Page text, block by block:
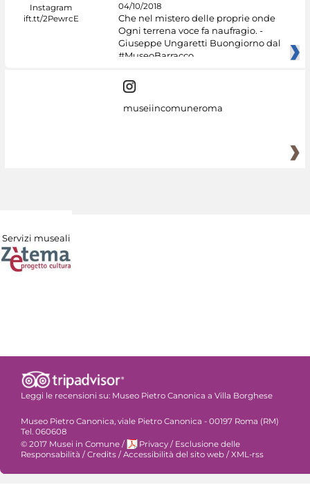
04/10/2018
Che nel mistero delle proprie onde
Ogni terrena voce fa naufragio. -
Giuseppe Ungaretti Buongiorno dal
#MuseoBarracco
museiincomuneroma
Servizi museali
Leggi le recensioni su: Museo Pietro Canonica a Villa Borghese
Museo Pietro Canonica, viale Pietro Canonica - 00197 Roma (RM)
Tel. 060608
© 2017 Musei in Comune / Privacy / Esclusione delle
Responsabilità /Credits /Accessibilità del sito web /XML-rss